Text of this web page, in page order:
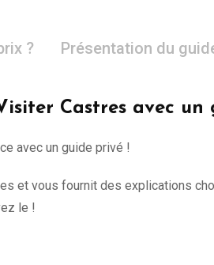
? Présentation du
Castres avec un
avec un guide privé !
et vous fournit des explications
le !